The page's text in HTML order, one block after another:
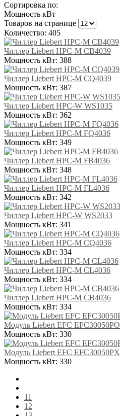
Сортировка по:
Мощность кВт
Товаров на странице
Количество: 405
Чиллер Liebert HPC-M CB4039
Мощность кВт: 388
Чиллер Liebert HPC-M CQ4039
Мощность кВт: 387
Чиллер Liebert HPC-W WS1035
Мощность кВт: 362
Чиллер Liebert HPC-M FQ4036
Мощность кВт: 349
Чиллер Liebert HPC-M FB4036
Мощность кВт: 348
Чиллер Liebert HPC-M FL4036
Мощность кВт: 342
Чиллер Liebert HPC-W WS2033
Мощность кВт: 341
Чиллер Liebert HPC-M CQ4036
Мощность кВт: 334
Чиллер Liebert HPC-M CL4036
Мощность кВт: 334
Чиллер Liebert HPC-M CB4036
Мощность кВт: 334
Модуль Liebert EFC EFC30050PO
Мощность кВт: 330
Модуль Liebert EFC EFC30050PX
Мощность кВт: 330
11
12